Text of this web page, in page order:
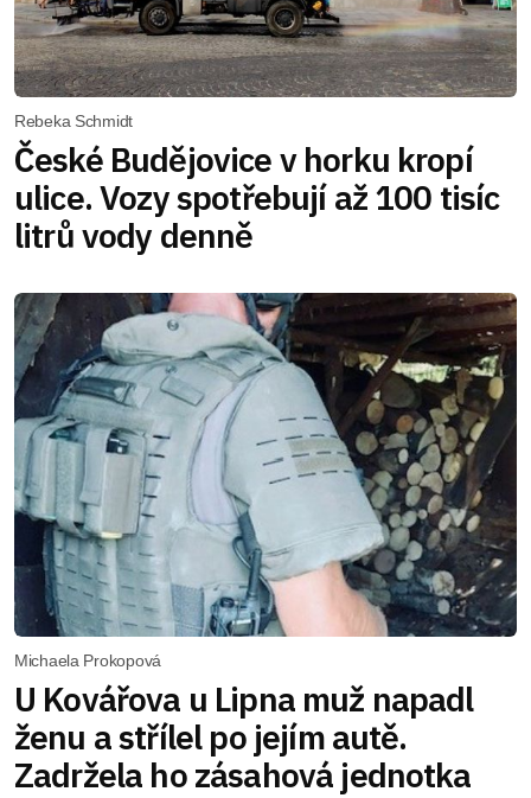
Rebeka Schmidt
České Budějovice v horku kropí
ulice. Vozy spotřebují až 100 tisíc
litrů vody denně
Michaela Prokopová
U Kovářova u Lipna muž napadl
ženu a střílel po jejím autě.
Zadržela ho zásahová jednotka